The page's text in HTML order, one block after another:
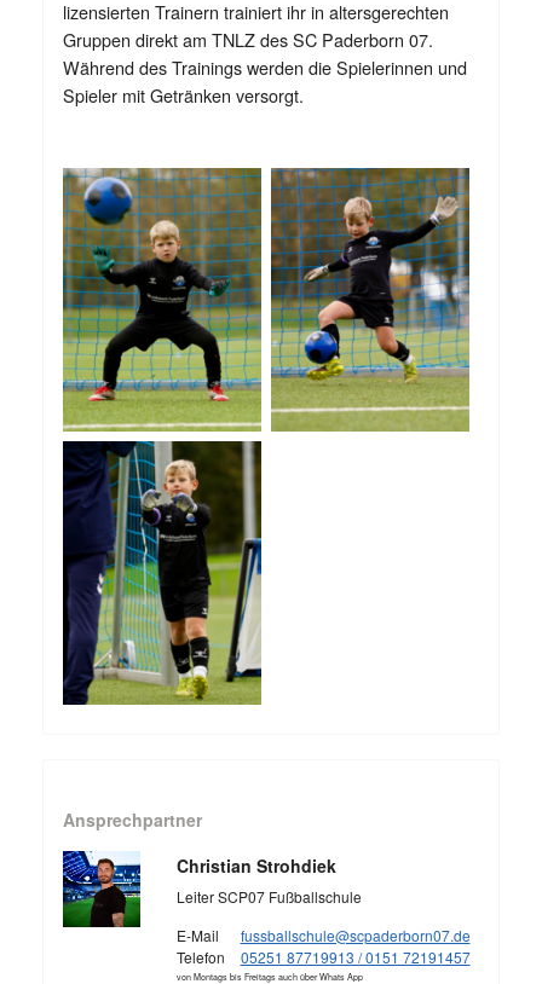
lizensierten Trainern trainiert ihr in altersgerechten
Gruppen direkt am TNLZ des SC Paderborn 07.
Während des Trainings werden die Spielerinnen und
Spieler mit Getränken versorgt.
Ansprechpartner
Christian Strohdiek
Leiter SCP07 Fußballschule
E-Mail
fussballschule@scpaderborn07.de
Telefon
05251 87719913 / 0151 72191457
von Montags bis Freitags auch über Whats App